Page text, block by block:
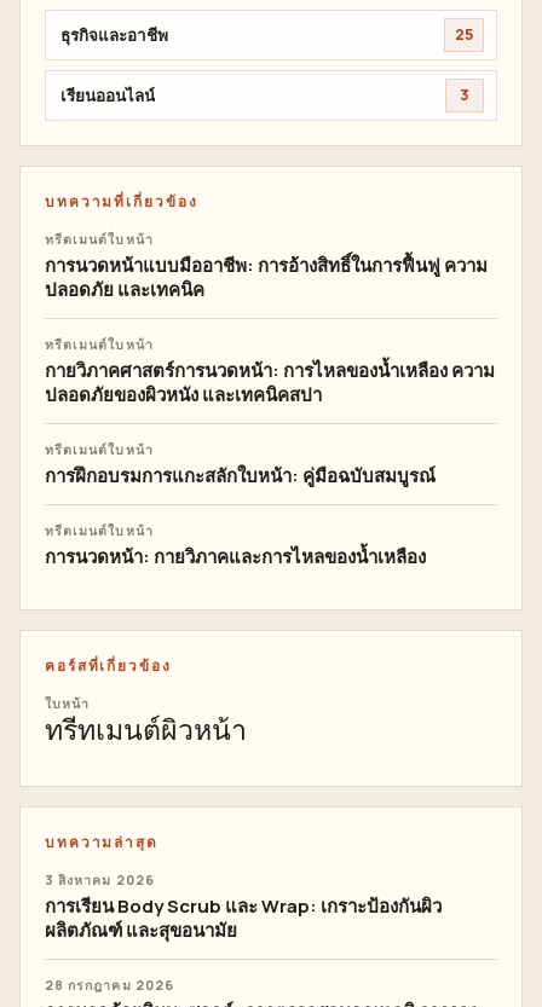
ธุรกิจและอาชีพ 25
เรียนออนไลน์ 3
บทความที่เกี่ยวข้อง
ทรีตเมนต์ใบหน้า
การนวดหน้าแบบมืออาชีพ: การอ้างสิทธิ์ในการฟื้นฟู ความ
ปลอดภัย และเทคนิค
ทรีตเมนต์ใบหน้า
กายวิภาคศาสตร์การนวดหน้า: การไหลของน้ำเหลือง ความ
ปลอดภัยของผิวหนัง และเทคนิคสปา
ทรีตเมนต์ใบหน้า
การฝึกอบรมการแกะสลักใบหน้า: คู่มือฉบับสมบูรณ์
ทรีตเมนต์ใบหน้า
การนวดหน้า: กายวิภาคและการไหลของน้ำเหลือง
คอร์สที่เกี่ยวข้อง
ใบหน้า
ทรีทเมนต์ผิวหน้า
บทความล่าสุด
3 สิงหาคม 2026
การเรียน Body Scrub และ Wrap: เกราะป้องกันผิว
ผลิตภัณฑ์ และสุขอนามัย
28 กรกฎาคม 2026